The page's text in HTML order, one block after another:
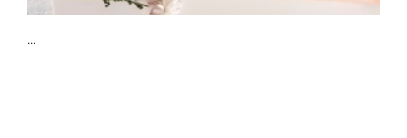
...